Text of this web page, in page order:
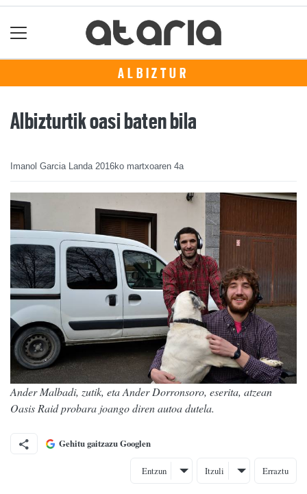
ALBIZTUR
Albizturtik oasi baten bila
Imanol Garcia Landa 2016ko martxoaren 4a
Ander Malbadi, zutik, eta Ander Dorronsoro, eserita, atzean
Oasis Raid probara joango diren autoa dutela.
Gehitu gaitzazu Googlen
Entzun Itzuli Erraztu